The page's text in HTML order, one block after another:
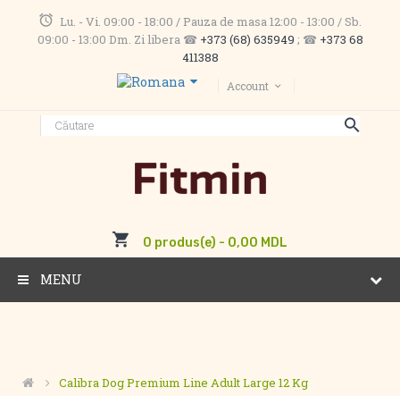
Lu. - Vi. 09:00 - 18:00 / Pauza de masa 12:00 - 13:00 / Sb.
09:00 - 13:00 Dm. Zi libera ☎ +373 (68) 635949 ; ☎ +373 68
411388
Account
0 produs(e) - 0,00 MDL
MENU
Calibra Dog Premium Line Adult Large 12 Kg